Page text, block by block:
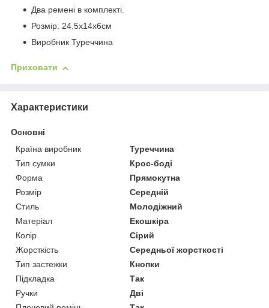
Два ремені в комплекті.
Розмір: 24.5x14x6см
Виробник Туреччина
Приховати
Характеристики
Основні
Країна виробник
Туреччина
Тип сумки
Крос-боді
Форма
Прямокутна
Розмір
Середній
Стиль
Молодіжний
Матеріал
Екошкіра
Колір
Сірий
Жорсткість
Середньої жорсткості
Тип застежки
Кнопки
Підкладка
Так
Ручки
Дві